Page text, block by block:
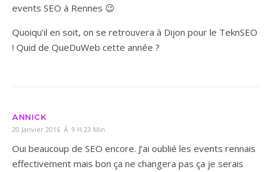
events SEO à Rennes 😉
Quoiqu’il en soit, on se retrouvera à Dijon pour le TeknSEO
! Quid de QueDuWeb cette année ?
ANNICK
20 Janvier 2016 À 9 H 23 Min
Oui beaucoup de SEO encore. J’ai oublié les events rennais
effectivement mais bon ça ne changera pas ça je serais